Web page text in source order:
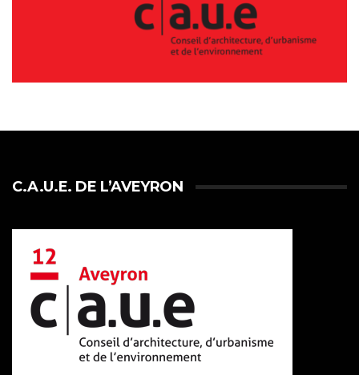
C.A.U.E. DE L’AVEYRON